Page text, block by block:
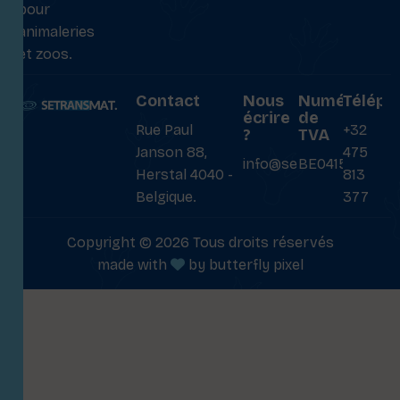
pour
animaleries
et zoos.
Contact
Rue Paul
Janson 88,
Herstal 4040 -
Belgique.
Nous
écrire
?
info@setransmat.com
Numéro
de
TVA
BE0415027069
+32
475
813
377
Copyright © 2026 Tous droits réservés
made with
by butterfly pixel